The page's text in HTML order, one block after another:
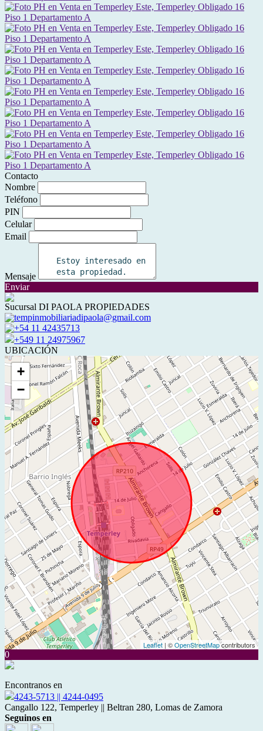
Contacto
Nombre
Teléfono
PIN
Celular
Email
Mensaje
Enviar
Sucursal DI PAOLA PROPIEDADES
tempinmobiliariadipaola@gmail.com
+54 11 42435713
+549 11 24975967
UBICACIÓN
+
−
Leaflet | ©OpenStreetMapcontributors
0
Encontranos en
4243-5713 || 4244-0495
Cangallo 122, Temperley || Beltran 280, Lomas de Zamora
Seguinos en